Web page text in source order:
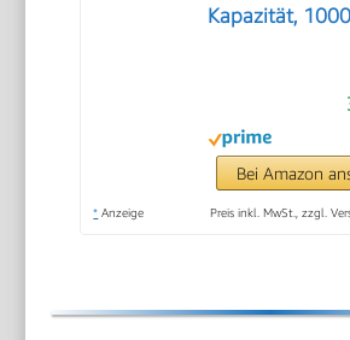
Kapazität,
Minuten-Timer,
Doppelglastür
Bei Amazon
* Anzeige Preis inkl. MwSt., zzgl.